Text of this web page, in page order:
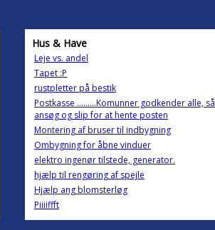
Hus & Have
Leje vs. andel
Tapet :P
rustpletter på bestik
Postkasse .........Komunner godkender alle, så
ansøg og slip for at hente posten
Montering af bruser til indbygning
Ombygning for åbne vinduer
elektro ingenør tilstede, generator.
hjælp til rengøring af spejle
Hjælp ang blomsterløg
Piiiiffft